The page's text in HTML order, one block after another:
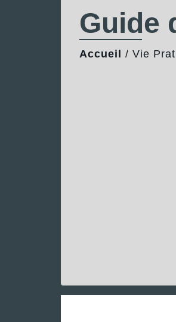
Guide
Accueil / Vie